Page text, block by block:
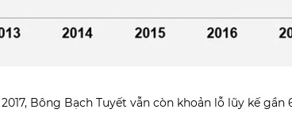
Bông Bạch Tuyết vẫn còn khoản lỗ lũy kế